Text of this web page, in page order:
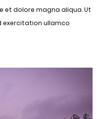
et dolore magna aliqua. Ut
exercitation ullamco